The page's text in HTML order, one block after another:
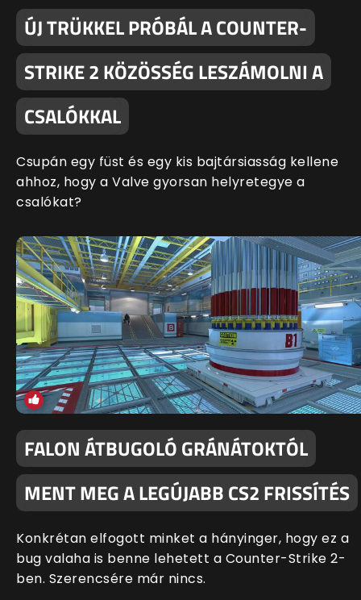
ÚJ TRÜKKEL PRÓBÁL A COUNTER-
STRIKE 2 KÖZÖSSÉG LESZÁMOLNI A
CSALÓKKAL
Csupán egy füst és egy kis bajtársiasság kellene
ahhoz, hogy a Valve gyorsan helyretegye a
csalókat?
FALON ÁTBUGOLÓ GRÁNÁTOKTÓL
MENT MEG A LEGÚJABB CS2 FRISSÍTÉS
Konkrétan elfogott minket a hányinger, hogy ez a
bug valaha is benne lehetett a Counter-Strike 2-
ben. Szerencsére már nincs.